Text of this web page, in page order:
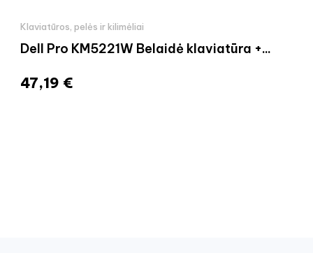
Klaviatūros, pelės ir kilimėliai
Dell Pro KM5221W Belaidė klaviatūra +...
47,19 €